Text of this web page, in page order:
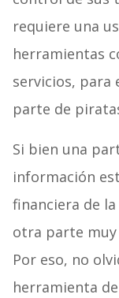
requiere una
herramientas
servicios, para
parte de
Si bien una
información
financiera de
otra parte
Por eso, no
herramienta